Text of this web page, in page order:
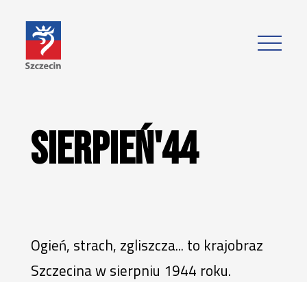
21 Kwietnia
Sierpień'44
80 lat Polskiego Szczecina
Sierpień'44
Ogień, strach, zgliszcza... to krajobraz
Szczecina w sierpniu 1944 roku.